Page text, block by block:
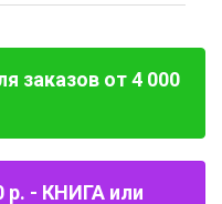
заказов от 4 000
р. - КНИГА или